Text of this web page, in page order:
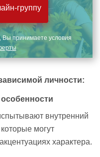
группу
Вы принимаете условия
личности:
внутренний
могут
характера.